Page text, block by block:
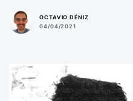
OCTAVIO DÉNIZ
04/04/2021